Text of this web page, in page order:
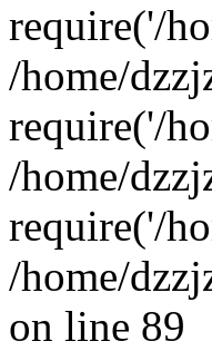
require('/
/home/
require('/
/home/
require('/
/home/
on line 89